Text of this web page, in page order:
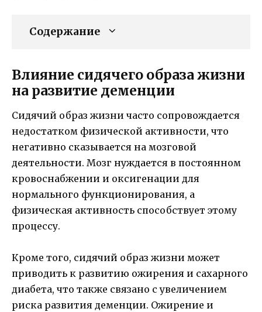
Содержание
Влияние сидячего образа жизни
на развитие деменции
Сидячий образ жизни часто сопровождается
недостатком физической активности, что
негативно сказывается на мозговой
деятельности. Мозг нуждается в постоянном
кровоснабжении и оксигенации для
нормального функционирования, а
физическая активность способствует этому
процессу.
Кроме того, сидячий образ жизни может
приводить к развитию ожирения и сахарного
диабета, что также связано с увеличением
риска развития деменции. Ожирение и